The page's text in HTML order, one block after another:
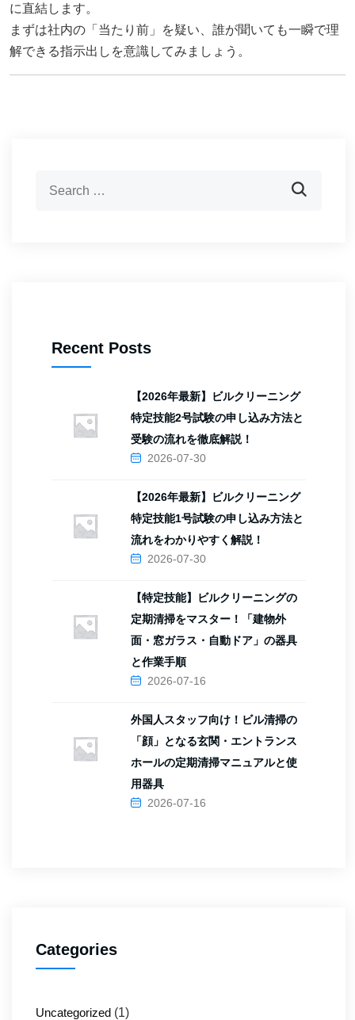
に直結します。
まずは社内の「当たり前」を疑い、誰が聞いても一瞬で理
解できる指示出しを意識してみましょう。
Recent Posts
【2026年最新】ビルクリーニング
特定技能2号試験の申し込み方法と
受験の流れを徹底解説！
2026-07-30
【2026年最新】ビルクリーニング
特定技能1号試験の申し込み方法と
流れをわかりやすく解説！
2026-07-30
【特定技能】ビルクリーニングの
定期清掃をマスター！「建物外
面・窓ガラス・自動ドア」の器具
と作業手順
2026-07-16
外国人スタッフ向け！ビル清掃の
「顔」となる玄関・エントランス
ホールの定期清掃マニュアルと使
用器具
2026-07-16
Categories
Uncategorized (1)